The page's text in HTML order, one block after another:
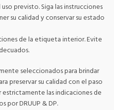
previsto. Siga las instrucciones
su calidad y conservar su estado
de la etiqueta interior. Evite
seleccionados para brindar
preservar su calidad con el paso
las indicaciones de
por DRUUP & DP.